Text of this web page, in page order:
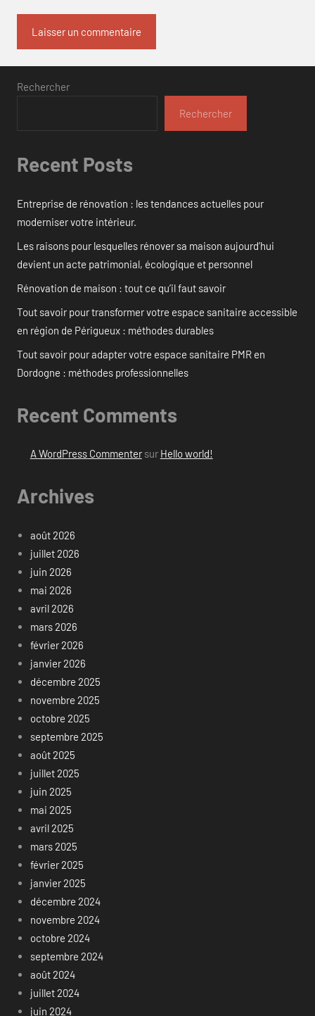
Rechercher
Rechercher
Recent Posts
Entreprise de rénovation : les tendances actuelles pour
moderniser votre intérieur.
Les raisons pour lesquelles rénover sa maison aujourd’hui
devient un acte patrimonial, écologique et personnel
Rénovation de maison : tout ce qu’il faut savoir
Tout savoir pour transformer votre espace sanitaire accessible
en région de Périgueux : méthodes durables
Tout savoir pour adapter votre espace sanitaire PMR en
Dordogne : méthodes professionnelles
Recent Comments
A WordPress Commentersur Hello world!
Archives
août 2026
juillet 2026
juin 2026
mai 2026
avril 2026
mars 2026
février 2026
janvier 2026
décembre 2025
novembre 2025
octobre 2025
septembre 2025
août 2025
juillet 2025
juin 2025
mai 2025
avril 2025
mars 2025
février 2025
janvier 2025
décembre 2024
novembre 2024
octobre 2024
septembre 2024
août 2024
juillet 2024
juin 2024